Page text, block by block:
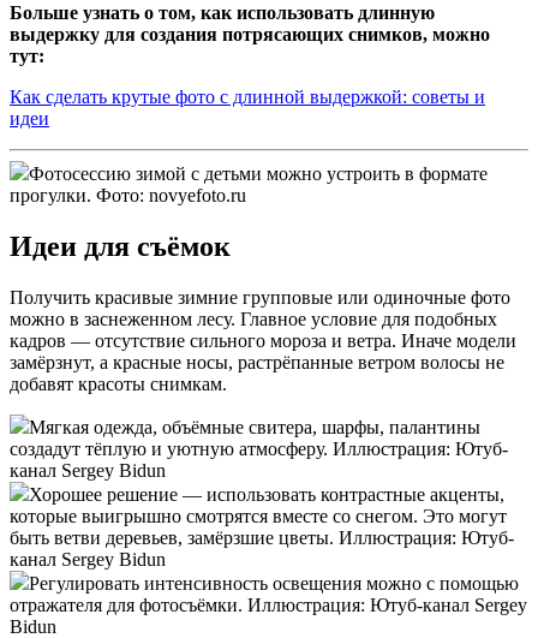
Больше узнать о том, как использовать длинную
выдержку для создания потрясающих снимков, можно
тут:
Как сделать крутые фото с длинной выдержкой: советы и
идеи
Фотосессию зимой с детьми можно устроить в формате
прогулки. Фото: novyefoto.ru
Идеи для съёмок
Получить красивые зимние групповые или одиночные фото
можно в заснеженном лесу. Главное условие для подобных
кадров — отсутствие сильного мороза и ветра. Иначе модели
замёрзнут, а красные носы, растрёпанные ветром волосы не
добавят красоты снимкам.
Мягкая одежда, объёмные свитера, шарфы, палантины
создадут тёплую и уютную атмосферу. Иллюстрация: Ютуб-
канал Sergey Bidun
Хорошее решение — использовать контрастные акценты,
которые выигрышно смотрятся вместе со снегом. Это могут
быть ветви деревьев, замёрзшие цветы. Иллюстрация: Ютуб-
канал Sergey Bidun
Регулировать интенсивность освещения можно с помощью
отражателя для фотосъёмки. Иллюстрация: Ютуб-канал Sergey
Bidun